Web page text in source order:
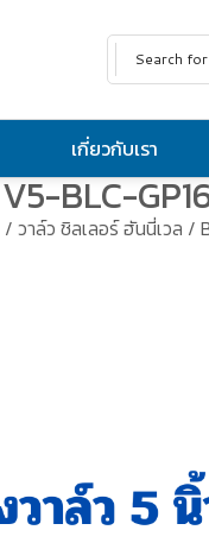
เกี่ยวกับเรา
V5-BLC-
/ วาล์ว ชิลเลอร์ ฮันนี่เวล /